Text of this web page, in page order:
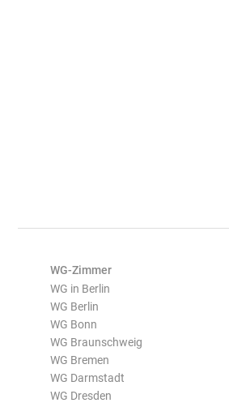
WG-Zimmer
WG in Berlin
WG Berlin
WG Bonn
WG Braunschweig
WG Bremen
WG Darmstadt
WG Dresden